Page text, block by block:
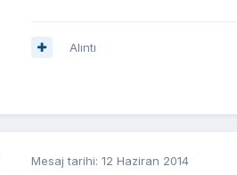
Alıntı
Mesaj tarihi: 12 Haziran 2014